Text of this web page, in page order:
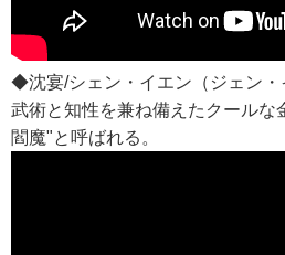
◆沈宴/シェン・イエン（ジェン・
武術と知性を兼ね備えたクールな
閻魔"と呼ばれる。